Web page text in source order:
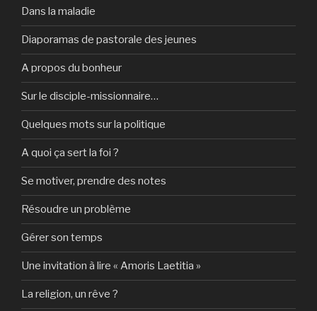
Dans la maladie
Diaporamas de pastorale des jeunes
A propos du bonheur
Sur le disciple-missionnaire…
Quelques mots sur la politique
A quoi ça sert la foi ?
Se motiver, prendre des notes
Résoudre un problème
Gérer son temps
Une invitation à lire « Amoris Laetitia »
La religion, un rêve ?